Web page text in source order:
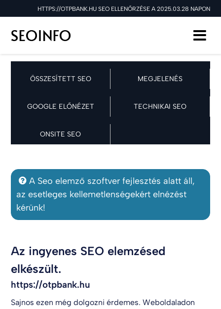
HTTPS://OTPBANK.HU SEO ELLENŐRZÉSE A 2025.03.28 NAPON
ÖSSZESÍTETT SEO MEGJELENÉS
GOOGLE ELŐNÉZET TECHNIKAI SEO
ONSITE SEO
A Seo elemző szoftver fejlesztés alatt áll,
az esetleges kellemetlenségekért elnézést
kérünk!
Az ingyenes SEO elemzésed
elkészült.
https://otpbank.hu
Sajnos ezen még dolgozni érdemes. Weboldaladon